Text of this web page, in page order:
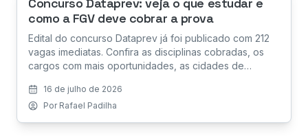
como a FGV deve cobrar a prova
Edital do concurso Dataprev já foi publicado com 212
vagas imediatas. Confira as disciplinas cobradas, os
cargos com mais oportunidades, as cidades de
costuma cobrar as provas.
16 de julho de 2026
Por Rafael Padilha